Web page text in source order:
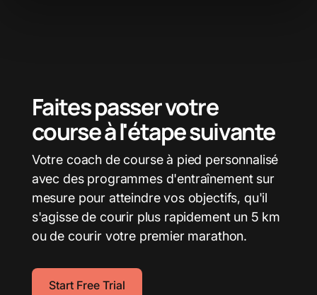
Faites passer votre
course à l'étape suivante
Votre coach de course à pied personnalisé
avec des programmes d'entraînement sur
mesure pour atteindre vos objectifs, qu'il
s'agisse de courir plus rapidement un 5 km
ou de courir votre premier marathon.
Start Free Trial